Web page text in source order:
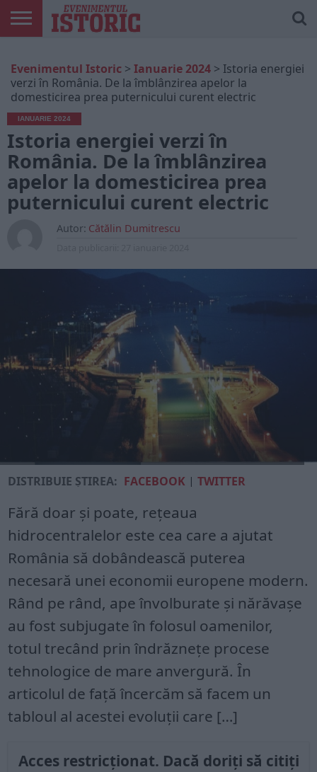
ONLINE
EDIȚII
TIPĂRITE
ISTORIC
PLAY
CONTUL
MEU
Evenimentul Istoric > Ianuarie 2024 > Istoria energiei
verzi în România. De la îmblânzirea apelor la
domesticirea prea puternicului curent electric
IANUARIE 2024
Istoria energiei verzi în
România. De la îmblânzirea
apelor la domesticirea prea
puternicului curent electric
Autor: Cătălin Dumitrescu
DISTRIBUIE ȘTIREA: FACEBOOK |TWITTER
Fără doar și poate, rețeaua
hidrocentralelor este cea care a ajutat
România să dobândească puterea
necesară unei economii europene modern.
Rând pe rând, ape învolburate și nărăvașe
au fost subjugate în folosul oamenilor,
totul trecând prin îndrăznețe procese
tehnologice de mare anvergură. În
articolul de față încercăm să facem un
tabloul al acestei evoluții care […]
Acces restricționat. Dacă doriți să citiți